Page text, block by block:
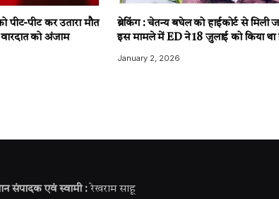
पीट-पीट कर उतारा मौत
को अंजाम
ब्रेकिंग : चेतन्य बघेल को हाईकोर्ट से मिली
इस मामले में ED ने 18 जुलाई को किया था
January 2, 2026
संपादक एवं स्वामी : रेखराम साहू